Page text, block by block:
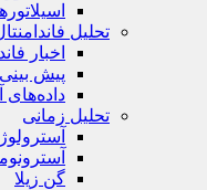
تحلیل
اخبار
پیش
داده‌های
تحلیل زمانی
گن زیلا